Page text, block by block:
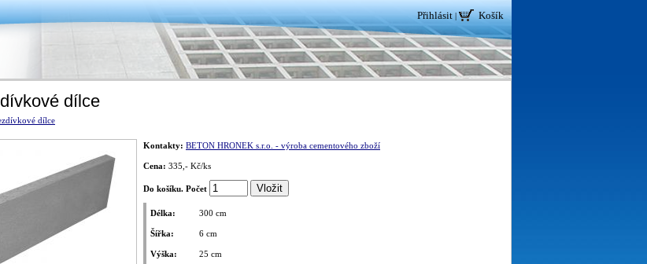
Přihlásit| Košík
dílce
dílce
Kontakty: BETON HRONEK s.r.o. - výroba cementového zboží
Cena: 335,- Kč/ks
Do košíku. Počet
Délka: 300 cm
Šířka: 6 cm
Výška: 25 cm